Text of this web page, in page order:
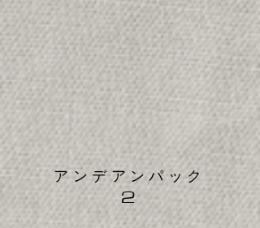
アンデアンパック
2